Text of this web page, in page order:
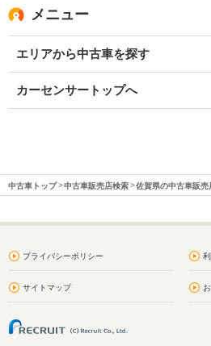
メニュー
エリアから中古車を探す
カーセンサートップへ
中古車トップ 中古車販売店検索 佐賀県の中古車販売
プライバシーポリシー
サイトマップ